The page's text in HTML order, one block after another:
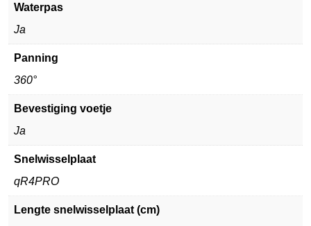
Waterpas
Ja
Panning
360°
Bevestiging voetje
Ja
Snelwisselplaat
qR4PRO
Lengte snelwisselplaat (cm)